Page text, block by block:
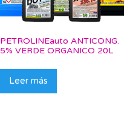
PETROLINEauto ANTICONG.
5% VERDE ORGANICO 20L
Leer más